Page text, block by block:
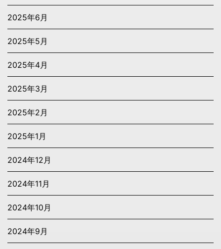
2025年6月
2025年5月
2025年4月
2025年3月
2025年2月
2025年1月
2024年12月
2024年11月
2024年10月
2024年9月